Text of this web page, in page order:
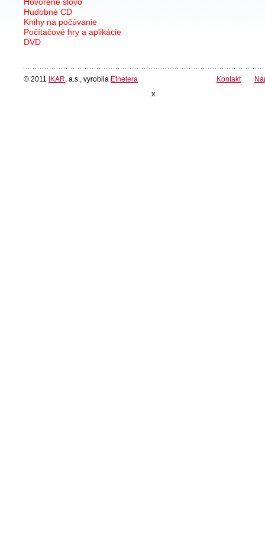
Hudobné CD
Knihy na počúvanie
Počítačové hry a aplikácie
DVD
© 2011 IKAR , a.s., vyrobila Etnetera Kontakt
x